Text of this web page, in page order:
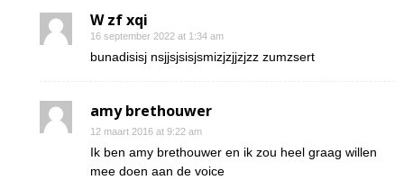
W zf xqi
16 september 2022 at 1:34 am
bunadisisj nsjjsjsisjsmizjzjjzjzz zumzsert
amy brethouwer
12 maart 2016 at 9:22 am
Ik ben amy brethouwer en ik zou heel graag willen
mee doen aan de voice